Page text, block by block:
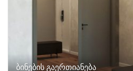
ბინების გაერთიანება